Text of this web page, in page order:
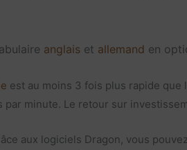
anglais et allemand en
est au moins 3 fois plus rapide que
par minute. Le retour sur
aux logiciels Dragon, vous